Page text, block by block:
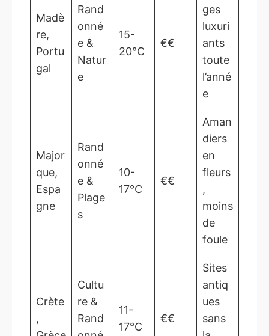
Madè
re,
Portu
gal
Rand
onné
e &
Natur
e
15-
20°C
€€
ges
luxuri
ants
toute
l’anné
e
Major
que,
Espa
gne
Rand
onné
e &
Plage
s
10-
17°C
€€
Aman
diers
en
fleurs
,
moins
de
foule
Crète
,
Cultu
re &
Rand
11-
17°C
€€
Sites
antiq
ues
sans